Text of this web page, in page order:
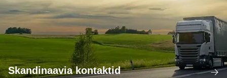
Skandinaavia kontaktid